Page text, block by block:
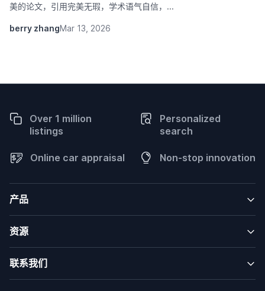
美的论文，引用完美无瑕，学术语气自信，...
berry zhangMar 13, 2026
Over 1 million
listings
Personalized
search
Online car appraisal Non-stop innovation
产品
资源
联系我们